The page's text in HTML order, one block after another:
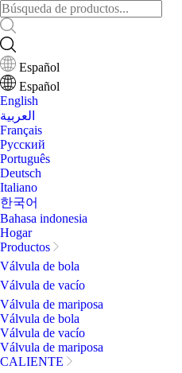
Español
Español
English
العربية
Français
Pусский
Português
Deutsch
Italiano
한국어
Bahasa indonesia
Hogar
Productos
Válvula de bola
Válvula de vacío
Válvula de mariposa
Válvula de bola
Válvula de vacío
Válvula de mariposa
CALIENTE